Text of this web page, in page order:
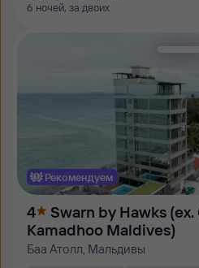
6 ночей, за двоих
Рекомендуем
4
Swarn by Hawks
Kamadhoo Maldives)
Баа Атолл, Мальдивы